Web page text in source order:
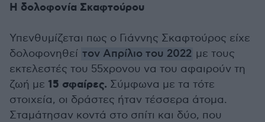
Η δολοφονία Σκαφτούρου
Υπενθυμίζεται πως ο Γιάννης Σκαφτούρος είχε
δολοφονηθεί τον Απρίλιο του 2022 με τους
εκτελεστές του 55χρονου να του αφαιρούν τη
ζωή με 15 σφαίρες. Σύμφωνα με τα τότε
στοιχεία, οι δράστες ήταν τέσσερα άτομα.
Σταμάτησαν κοντά στο σπίτι και δύο, που